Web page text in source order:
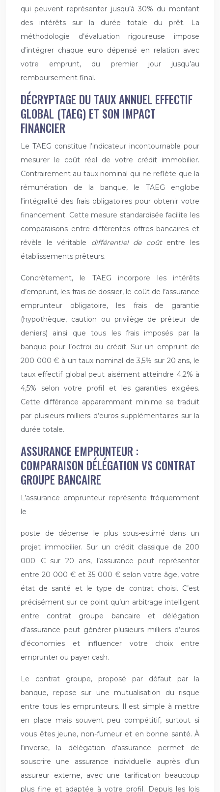
qui peuvent représenter jusqu’à 30% du montant
des intérêts sur la durée totale du prêt. La
méthodologie d’évaluation rigoureuse impose
d’intégrer chaque euro dépensé en relation avec
votre emprunt, du premier jour jusqu’au
remboursement final.
DÉCRYPTAGE DU TAUX ANNUEL EFFECTIF
GLOBAL (TAEG) ET SON IMPACT
FINANCIER
Le TAEG constitue l’indicateur incontournable pour
mesurer le coût réel de votre crédit immobilier.
Contrairement au taux nominal qui ne reflète que la
rémunération de la banque, le TAEG englobe
l’intégralité des frais obligatoires pour obtenir votre
financement. Cette mesure standardisée facilite les
comparaisons entre différentes offres bancaires et
révèle le véritable différentiel de coûtentre les
établissements prêteurs.
Concrètement, le TAEG incorpore les intérêts
d’emprunt, les frais de dossier, le coût de l’assurance
emprunteur obligatoire, les frais de garantie
(hypothèque, caution ou privilège de prêteur de
deniers) ainsi que tous les frais imposés par la
banque pour l’octroi du crédit. Sur un emprunt de
200 000 € à un taux nominal de 3,5% sur 20 ans, le
taux effectif global peut aisément atteindre 4,2% à
4,5% selon votre profil et les garanties exigées.
Cette différence apparemment minime se traduit
par plusieurs milliers d’euros supplémentaires sur la
durée totale.
ASSURANCE EMPRUNTEUR :
COMPARAISON DÉLÉGATION VS CONTRAT
GROUPE BANCAIRE
L’assurance emprunteur représente fréquemment
le
poste de dépense le plus sous-estimé dans un
projet immobilier. Sur un crédit classique de 200
000 € sur 20 ans, l’assurance peut représenter
entre 20 000 € et 35 000 € selon votre âge, votre
état de santé et le type de contrat choisi. C’est
précisément sur ce point qu’un arbitrage intelligent
entre contrat groupe bancaire et délégation
d’assurance peut générer plusieurs milliers d’euros
d’économies et influencer votre choix entre
emprunter ou payer cash.
Le contrat groupe, proposé par défaut par la
banque, repose sur une mutualisation du risque
entre tous les emprunteurs. Il est simple à mettre
en place mais souvent peu compétitif, surtout si
vous êtes jeune, non-fumeur et en bonne santé. À
l’inverse, la délégation d’assurance permet de
souscrire une assurance individuelle auprès d’un
assureur externe, avec une tarification beaucoup
plus fine et adaptée à votre profil. Depuis les lois